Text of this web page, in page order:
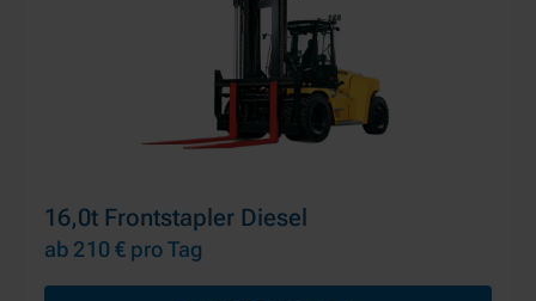
16,0t Frontstapler Diesel
ab 210 € pro Tag